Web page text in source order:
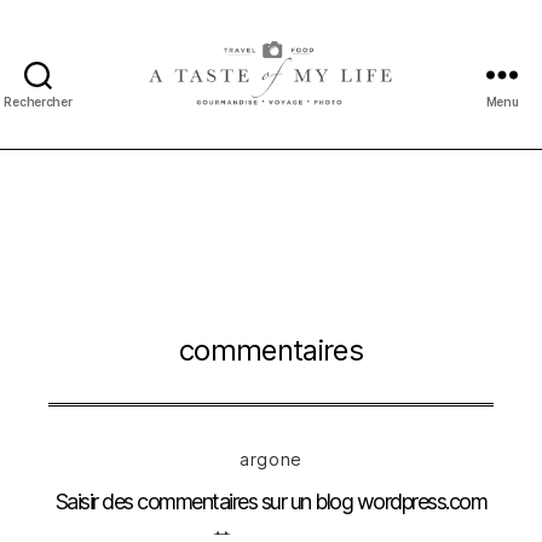
Rechercher
taste
Menu
commentaires
Catégories
argone
Saisir des commentaires sur un blog wordpress.com